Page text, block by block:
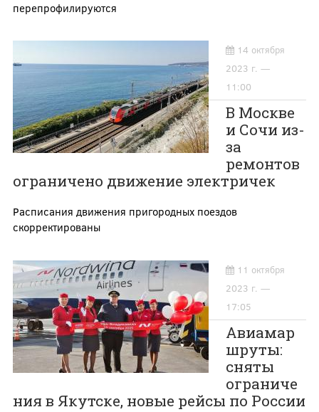
перепрофилируются
14 октября
2023 г. —
11:00
В Москве
и Сочи из-
за
ремонтов
ограничено движение электричек
Расписания движения пригородных поездов
скорректированы
11 октября
2023 г. —
17:05
Авиамар
шруты:
сняты
ограниче
ния в Якутске, новые рейсы по России